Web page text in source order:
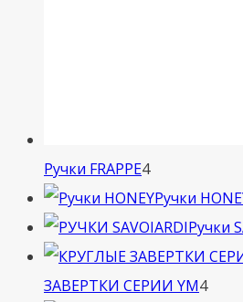
Ручки FRAPPE44
товара
Ручки
Ручки
ЗАВЕРТКИ СЕРИИ YM44